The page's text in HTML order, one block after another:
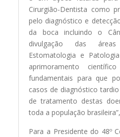
Cirurgião-Dentista como
pelo diagnóstico e
da boca incluindo o
divulgação das
Estomatologia e
aprimoramento
fundamentais para que
casos de diagnóstico
de tratamento destas
toda a população
Para a Presidente do 48º